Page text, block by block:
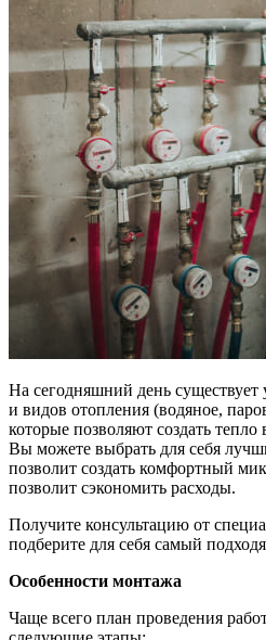
На сегодняшний день
и видов отопления (водяное,
которые позволяют создать
Вы можете выбрать для себя
позволит создать комфортный
позволит сэкономить расходы.
Получите консультацию от
подберите для себя самый
Особенности монтажа
Чаще всего план проведения